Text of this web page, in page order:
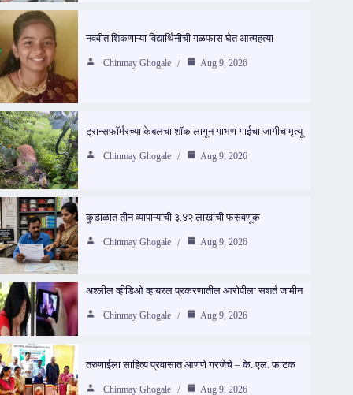
नववीत शिकणाऱ्या विद्यार्थिनीची गळफास घेत आत्महत्या
Chinmay Ghogale Aug 9, 2026
ट्रान्सफॉर्मरच्या केबलचा शॉक लागून गाभण गाईचा जागीच मृत्यू
Chinmay Ghogale Aug 9, 2026
कुडाळात तीन व्यापाऱ्यांची ३.४२ लाखांची फसवणूक
Chinmay Ghogale Aug 9, 2026
अश्लील व्हीडिओ व्हायरल प्रकरणातील आरोपीला सशर्त जामीन
Chinmay Ghogale Aug 9, 2026
तरुणाईला साहित्य प्रवासात आणणे गरजेचे – के. एल. फाटक
Chinmay Ghogale Aug 9, 2026